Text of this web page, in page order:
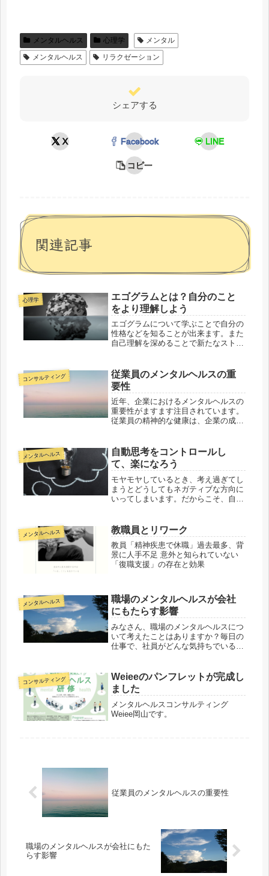
メンタルヘルス 心理学
メンタル
メンタルヘルス
リラクゼーション
シェアする
X Facebook LINE
コピー
関連記事
心理学
エゴグラムとは？自分のこと
をより理解しよう
エゴグラムについて学ぶことで自分の
性格などを知ることが出来ます。また
自己理解を深めることで新たなストレ
コンサルティング
従業員のメンタルヘルスの重
要性
近年、企業におけるメンタルヘルスの
重要性がますます注目されています。
従業員の精神的な健康は、企業の成功
にとって大きなリスクを抱えることに
なります。精神的な健康が良好であれ
ば、従業員は自分の能力を最大限に発
揮することができ、それが組織全体の
成果にもつながります。
メンタルヘルス
自動思考をコントロールし
て、楽になろう
モヤモヤしているとき、考え過ぎてし
まうとどうしてもネガティブな方向に
いってしまいます。だからこそ、自動
メンタルヘルス 教職員とリワーク
教員「精神疾患で休職」過去最多、背
景に人手不足 意外と知られていない
「復職支援」の存在と効果
メンタルヘルス
職場のメンタルヘルスが会社
にもたらす影響
みなさん、職場のメンタルヘルスにつ
いて考えたことはありますか？毎日の
仕事で、社員がどんな気持ちでいるか
ルスは、従業員だけでなく、会社全体
の成果や収益にもつながっています。
今日は、職場のメンタルヘルスがどの
ように会社に影響を与えるのか、一緒
に考えてみましょう。
コンサルティング
Weieeのパンフレットが完成し
ました
メンタルヘルスコンサルティング
Weiee岡山です。
従業員のメンタルヘルスの重要性
職場のメンタルヘルスが会社にもた
らす影響